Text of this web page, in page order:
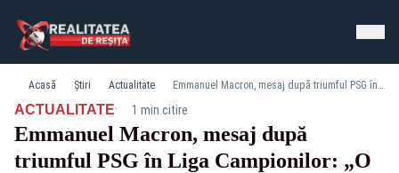
Acasă Știri Actualitate Emmanuel Macron, mesaj după triumful PSG în Liga Campionilor: „O nouă stea strălucește deasupra Parisului”
ACTUALITATE· 1 min citire
Emmanuel Macron, mesaj după
triumful PSG în Liga Campionilor: „O